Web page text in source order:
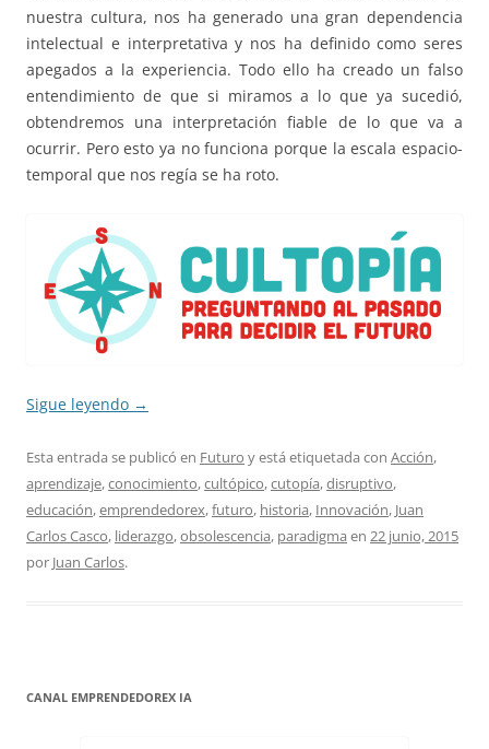
nuestra cultura, nos ha generado una gran dependencia
intelectual e interpretativa y nos ha definido como seres
apegados a la experiencia. Todo ello ha creado un falso
entendimiento de que si miramos a lo que ya sucedió,
obtendremos una interpretación fiable de lo que va a
ocurrir. Pero esto ya no funciona porque la escala espacio-
temporal que nos regía se ha roto.
Sigue leyendo →
Esta entrada se publicó en Futuro y está etiquetada con Acción,
aprendizaje,conocimiento,cultópico,cutopía,disruptivo,
educación,emprendedorex,futuro, historia, Innovación, Juan
Carlos Casco, liderazgo,obsolescencia, paradigma en 22 junio, 2015
por Juan Carlos.
CANAL EMPRENDEDOREX IA